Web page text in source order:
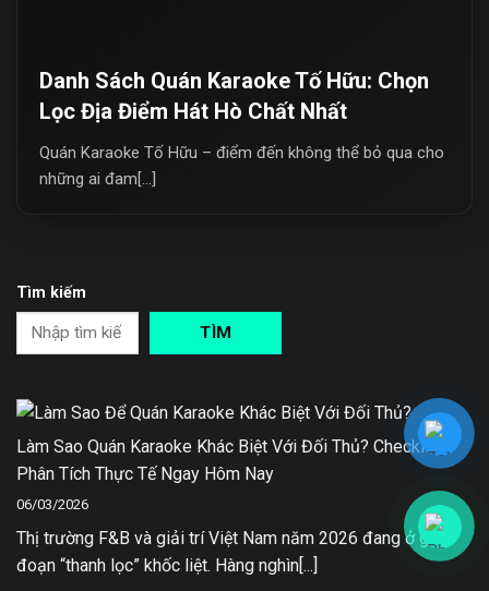
Danh Sách Quán Karaoke Tố Hữu: Chọn
Lọc Địa Điểm Hát Hò Chất Nhất
Quán Karaoke Tố Hữu – điểm đến không thể bỏ qua cho
những ai đam[...]
Tìm kiếm
TÌM
Làm Sao Quán Karaoke Khác Biệt Với Đối Thủ? Checklist
Phân Tích Thực Tế Ngay Hôm Nay
06/03/2026
Thị trường F&B và giải trí Việt Nam năm 2026 đang ở giai
đoạn “thanh lọc” khốc liệt. Hàng nghìn[...]